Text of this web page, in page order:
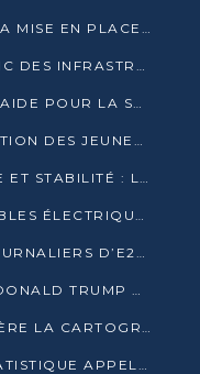
LES ÉTATS-UNIS FINANCERONT LA MISE EN PLACE DE JUSQU’À 50 CLINIQUES DE LUTTE CONTRE L’EBOLA
LE CONGO LANCE LE DIAGNOSTIC DES INFRASTRUCTURES SPORTIVES DU COMPLEXE DE KINTÉLÉ
BAD 2026 : LUDOVIC NGATSÉ PLAIDE POUR LA SOUVERAINETÉ FINANCIÈRE AFRICAINE
AUBEVILLE : LE CENTRE D’INSERTION DES JEUNES PRÊT À OUVRIR SES PORTES
INFRASTRUCTURES, CROISSANCE ET STABILITÉ : LA GUINÉE AFFÛTE SES AMBITIONS
E2C CONDAMNE LE VOL DES CÂBLES ÉLECTRIQUES APRÈS UNE VIDÉO VIRALE
LA COLÈRE MONTE CHEZ LES JOURNALIERS D’E2C QUI DÉNONCENT 20 ANS DE PRÉCARITÉ
XI JINPING S’ENTRETIENT AVEC DONALD TRUMP À BEIJING
NUMÉRIQUE : LE CONGO ACCÉLÈRE LA CARTOGRAPHIE DE SES INFRASTRUCTURES DIGITALES
CEMAC : LES EXPERTS DE LA STATISTIQUE APPELLENT À RENFORCER LA SÉCURISATION DES DONNÉES